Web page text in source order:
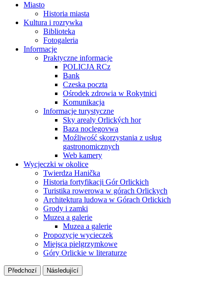
Miasto
Historia miasta
Kultura i rozrywka
Biblioteka
Fotogaleria
Informacje
Praktyczne informacje
POLICJA RCz
Bank
Czeska poczta
Ośrodek zdrowia w Rokytnici
Komunikacja
Informacje turystyczne
Sky arealy Orlických hor
Baza noclegovwa
Moźliwość skorzystania z usług
gastronomicznych
Web kamery
Wycjeczki w okolice
Twierdza Hanička
Historia fortyfikacji Gór Orlickich
Turistika rowerowa w górach Orlickych
Architektura ludowa w Górach Orlickich
Grody i zamki
Muzea a galerie
Muzea a galerie
Propozycje wycieczek
Miejsca pielgrzymkowe
Góry Orlickie w literaturze
Předchozí Následující